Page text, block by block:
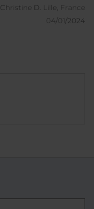
Christine D. Lille, France
04/01/2024